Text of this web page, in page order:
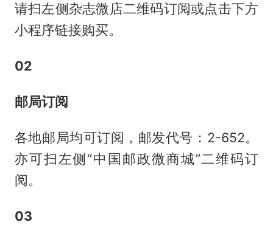
请扫左侧杂志微店二维码订阅或点击下方
小程序链接购买。
02
邮局订阅
各地邮局均可订阅，邮发代号：2-652。
亦可扫左侧“中国邮政微商城”二维码订
阅。
03